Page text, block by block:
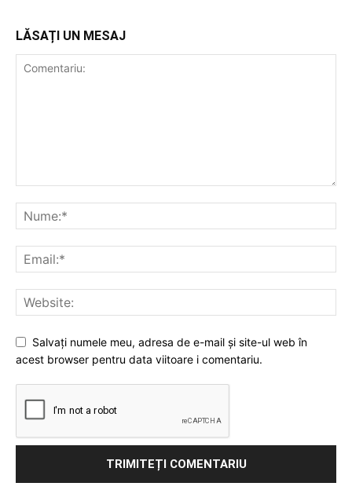
LĂSAȚI UN MESAJ
Salvați numele meu, adresa de e-mail și site-ul web în
acest browser pentru data viitoare i comentariu.